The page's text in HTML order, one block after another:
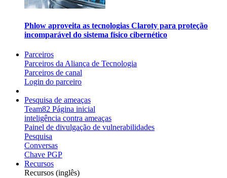
Phlow aproveita as tecnologias Claroty para proteção
incomparável do sistema físico cibernético
Parceiros
Parceiros da Aliança de Tecnologia
Parceiros de canal
Login do parceiro
Pesquisa de ameaças
Team82 Página inicial
inteligência contra ameaças
Painel de divulgação de vulnerabilidades
Pesquisa
Conversas
Chave PGP
Recursos
Recursos (inglês)